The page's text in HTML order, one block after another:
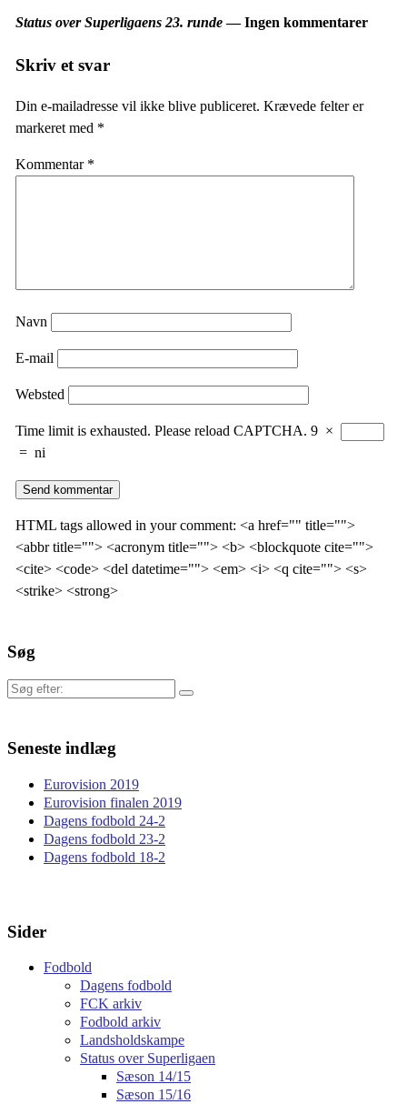
Status over Superligaens 23. runde— Ingen kommentarer
Skriv et svar
Din e-mailadresse vil ikke blive publiceret. Krævede felter er
markeret med *
Kommentar *
Navn
E-mail
Websted
Time limit is exhausted. Please reload CAPTCHA. 9 ×
= ni
HTML tags allowed in your comment: <a href="" title="">
<abbr title=""> <acronym title=""> <b> <blockquote cite="">
<cite> <code> <del datetime=""> <em> <i> <q cite=""> <s>
<strike> <strong>
Søg
Søg
Seneste indlæg
Eurovision 2019
Eurovision finalen 2019
Dagens fodbold 24-2
Dagens fodbold 23-2
Dagens fodbold 18-2
Sider
Fodbold
Dagens fodbold
FCK arkiv
Fodbold arkiv
Landsholdskampe
Status over Superligaen
Sæson 14/15
Sæson 15/16